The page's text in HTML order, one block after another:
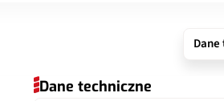
Dane techniczne